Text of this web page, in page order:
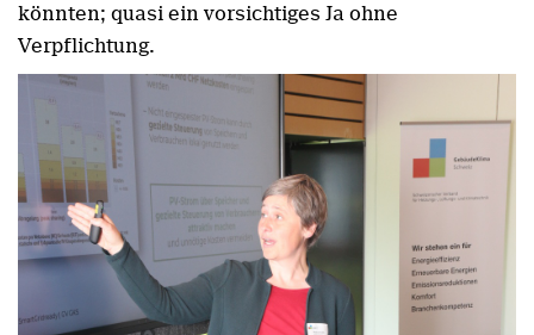
könnten; quasi ein vorsichtiges Ja ohne
Verpflichtung.